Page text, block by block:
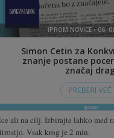
ali na cilj. Izbirajte lahko med
Vsak krog je 2 min.